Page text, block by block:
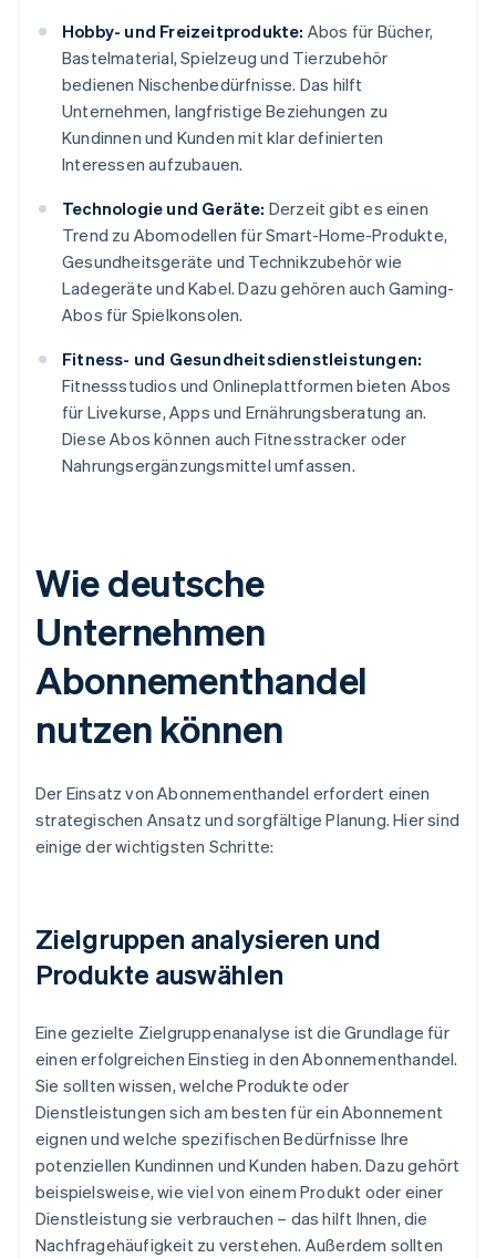
Hobby- und Freizeitprodukte: Abos für Bücher,
Bastelmaterial, Spielzeug und Tierzubehör
bedienen Nischenbedürfnisse. Das hilft
Unternehmen, langfristige Beziehungen zu
Kundinnen und Kunden mit klar definierten
Interessen aufzubauen.
Technologie und Geräte: Derzeit gibt es einen
Trend zu Abomodellen für Smart-Home-Produkte,
Gesundheitsgeräte und Technikzubehör wie
Ladegeräte und Kabel. Dazu gehören auch Gaming-
Abos für Spielkonsolen.
Fitness- und Gesundheitsdienstleistungen:
Fitnessstudios und Onlineplattformen bieten Abos
für Livekurse, Apps und Ernährungsberatung an.
Diese Abos können auch Fitnesstracker oder
Nahrungsergänzungsmittel umfassen.
Wie deutsche
Unternehmen
Abonnementhandel
nutzen können
Der Einsatz von Abonnementhandel erfordert einen
strategischen Ansatz und sorgfältige Planung. Hier sind
einige der wichtigsten Schritte:
Zielgruppen analysieren und
Produkte auswählen
Eine gezielte Zielgruppenanalyse ist die Grundlage für
einen erfolgreichen Einstieg in den Abonnementhandel.
Sie sollten wissen, welche Produkte oder
Dienstleistungen sich am besten für ein Abonnement
eignen und welche spezifischen Bedürfnisse Ihre
potenziellen Kundinnen und Kunden haben. Dazu gehört
beispielsweise, wie viel von einem Produkt oder einer
Dienstleistung sie verbrauchen – das hilft Ihnen, die
Nachfragehäufigkeit zu verstehen. Außerdem sollten